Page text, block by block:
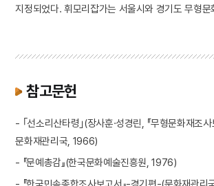
지정되었다. 휘모리잡가는 서울시와 경기도 무형문
참고문헌
- ｢선소리산타령｣(장사훈·성경린, 『무형문화재조사
문화재관리국, 1966)
- 『문예총감』(한국문화예술진흥원, 1976)